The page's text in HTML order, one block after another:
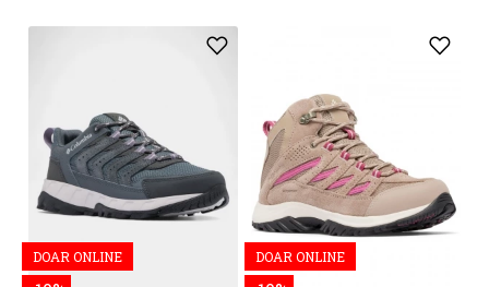
DOAR ONLINE DOAR ONLINE